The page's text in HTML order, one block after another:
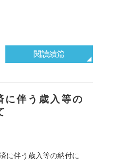
閱讀續篇
に伴う歳入等の
に伴う歳入等の納付に